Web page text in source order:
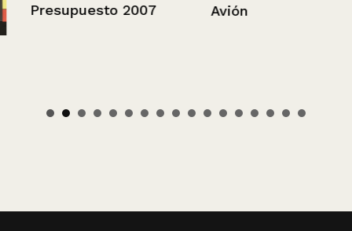
Presupuesto 2007 Avión